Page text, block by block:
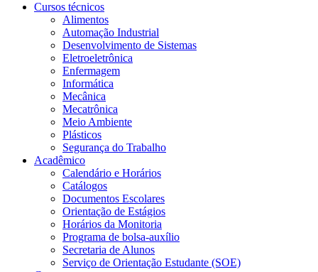
Cursos técnicos
Alimentos
Automação Industrial
Desenvolvimento de Sistemas
Eletroeletrônica
Enfermagem
Informática
Mecânica
Mecatrônica
Meio Ambiente
Plásticos
Segurança do Trabalho
Acadêmico
Calendário e Horários
Catálogos
Documentos Escolares
Orientação de Estágios
Horários da Monitoria
Programa de bolsa-auxílio
Secretaria de Alunos
Serviço de Orientação Estudante (SOE)